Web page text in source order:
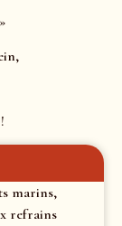
marins,
refrains